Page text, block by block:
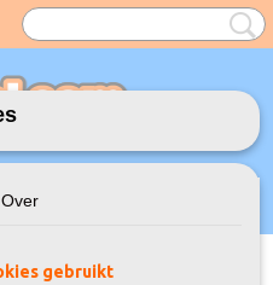
UW WINKELWAGEN
voor HP> Toner voor HP Laserjet
Over
gebruikt